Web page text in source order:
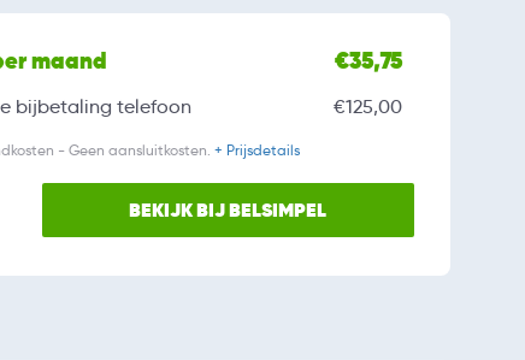
maand €35,75
bijbetaling telefoon €125,00
- Geen aansluitkosten. + Prijsdetails
BEKIJK BIJ BELSIMPEL